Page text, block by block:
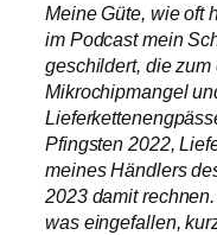
Meine Güte, wie oft
im Podcast mein
geschildert, die
Mikrochipmangel
Pfingsten 2022,
meines Händlers
2023 damit
was eingefallen,